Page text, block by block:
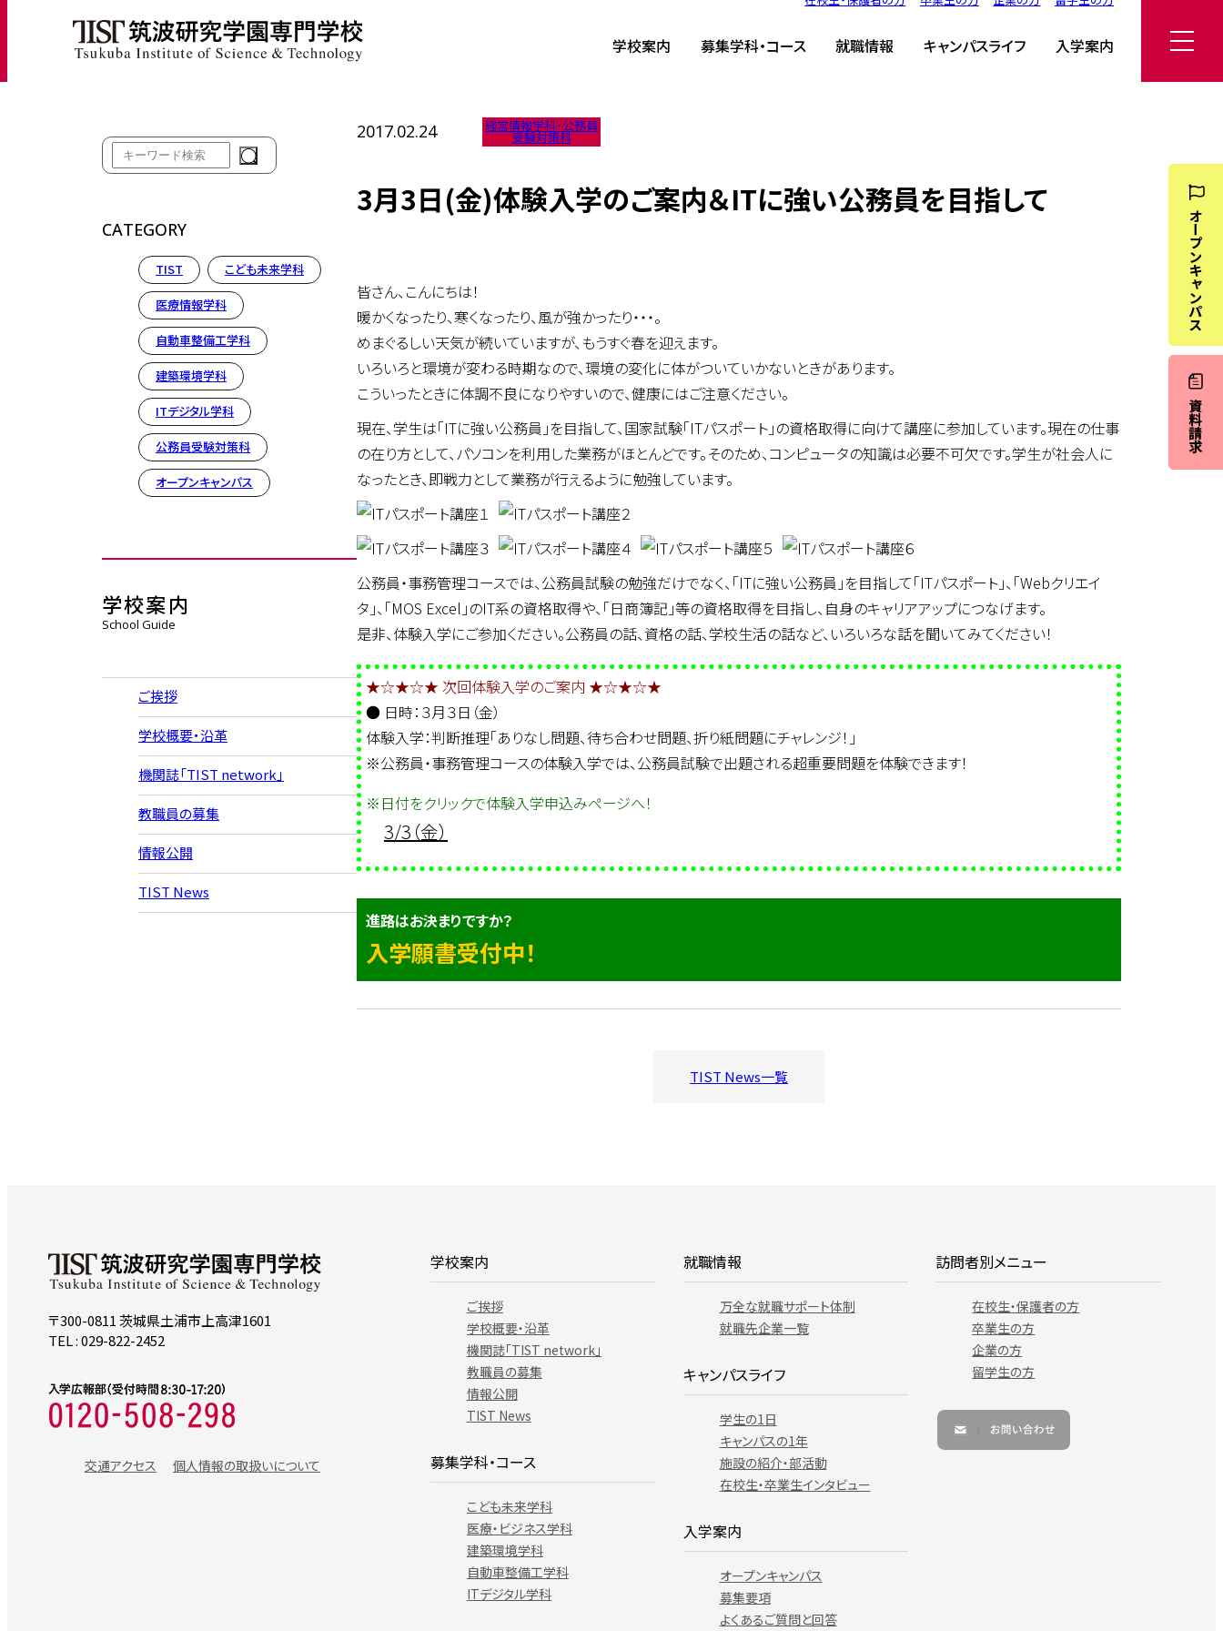
学校案内 募集学科・コース 就職情報 キャンパスライフ 入学案内
3月3日(金)体験入学のご案内＆ITに強い公務員を目指して
2017.02.24 経営情報学科・公務員
受験対策科
3月3日(金)体験入学のご案内＆ITに強い公務員を目指して
皆さん、こんにちは！
暖かくなったり、寒くなったり、風が強かったり・・・。
めまぐるしい天気が続いていますが、もうすぐ春を迎えます。
いろいろと環境が変わる時期なので、環境の変化に体がついていかないときがあります。
こういったときに体調不良になりやすいので、健康にはご注意ください。
現在、学生は「ITに強い公務員」を目指して、国家試験「ITパスポート」の資格取得に向けて講座に参加しています。現在の仕事
の在り方として、パソコンを利用した業務がほとんどです。そのため、コンピュータの知識は必要不可欠です。学生が社会人に
なったとき、即戦力として業務が行えるように勉強しています。
公務員・事務管理コースでは、公務員試験の勉強だけでなく、「ITに強い公務員」を目指して「ITパスポート」、「Webクリエイ
タ」、「MOS Excel」のIT系の資格取得や、「日商簿記」等の資格取得を目指し、自身のキャリアアップにつなげます。
是非、体験入学にご参加ください。公務員の話、資格の話、学校生活の話など、いろいろな話を聞いてみてください！
★☆★☆★ 次回体験入学のご案内 ★☆★☆★
● 日時：３月３日（金）
体験入学：判断推理「ありなし問題、待ち合わせ問題、折り紙問題にチャレンジ！」
※公務員・事務管理コースの体験入学では、公務員試験で出題される超重要問題を体験できます！
※日付をクリックで体験入学申込みページへ！
3/3（金）
進路はお決まりですか？
入学願書受付中！
TIST News一覧
CATEGORY
TIST こども未来学科
医療情報学科
自動車整備工学科
建築環境学科
ITデジタル学科
公務員受験対策科
オープンキャンパス
学校案内
School Guide
ご挨拶
学校概要・沿革
機関誌「TIST network」
教職員の募集
情報公開
TIST News
〒300-0811 茨城県土浦市上高津1601
TEL : 029-822-2452
交通アクセス 個人情報の取扱いについて
学校案内
ご挨拶
学校概要・沿革
機関誌「TIST network」
教職員の募集
情報公開
TIST News
募集学科・コース
こども未来学科
医療・ビジネス学科
建築環境学科
自動車整備工学科
ITデジタル学科
就職情報
万全な就職サポート体制
就職先企業一覧
キャンパスライフ
学生の1日
キャンパスの1年
施設の紹介・部活動
在校生・卒業生インタビュー
入学案内
オープンキャンパス
募集要項
よくあるご質問と回答
訪問者別メニュー
在校生・保護者の方
卒業生の方
企業の方
留学生の方